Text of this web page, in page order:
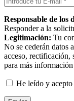
Responsable de los
Responder a la
Legitimación: Tu
No se cederán datos
acceso,
para más
He leído y acepto